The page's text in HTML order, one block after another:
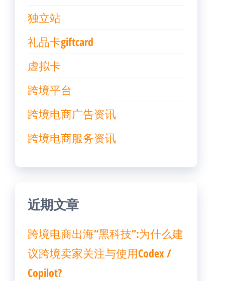
独立站
礼品卡giftcard
虚拟卡
跨境平台
跨境电商广告资讯
跨境电商服务资讯
近期文章
跨境电商出海“黑科技”:为什么建
议跨境卖家关注与使用Codex /
Copilot?